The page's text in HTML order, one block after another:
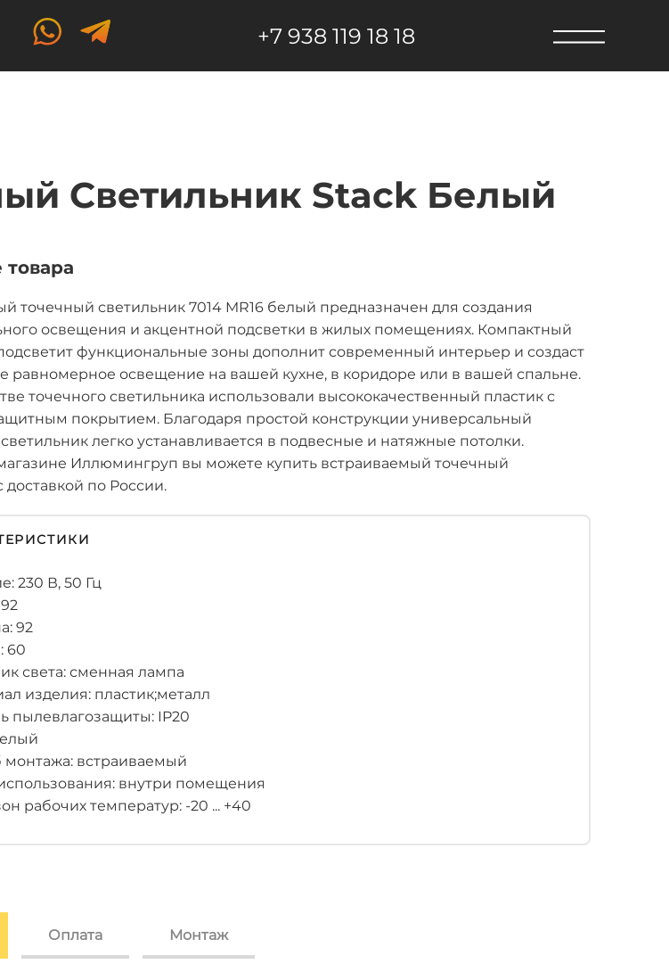
+7 938 119 18 18
Светильник Stack Белый
точечный светильник 7014 MR16 белый предназначен для создания
освещения и акцентной подсветки в жилых помещениях. Компактный
функциональные зоны дополнит современный интерьер и создаст
равномерное освещение на вашей кухне, в коридоре или в вашей спальне.
точечного светильника использовали высококачественный пластик с
покрытием. Благодаря простой конструкции универсальный
легко устанавливается в подвесные и натяжные потолки.
Иллюмингруп вы можете купить встраиваемый точечный
доставкой по России.
230 В, 50 Гц
92
60
света: сменная лампа
изделия: пластик;металл
пылевлагозащиты: IP20
монтажа: встраиваемый
внутри помещения
рабочих температур: -20 ... +40
Оплата Монтаж